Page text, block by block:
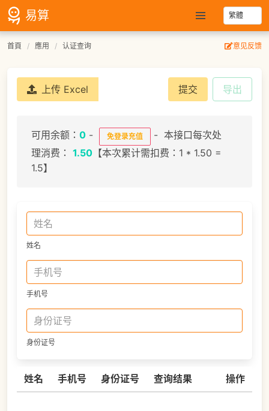
易算
首頁 應用 认证查询 意见反馈
上传 Excel 提交 导出
可用余额： 0 - 免登录充值
- 本接口每次处
理消费： 1.50 【本次累计需扣费：1 * 1.50 =
1.5】
姓名
手机号
身份证号
姓名 手机号 身份证号 查询结果 操作